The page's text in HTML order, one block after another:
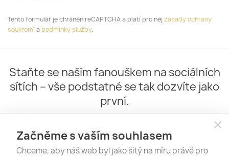
Tento formulář je chráněn reCAPTCHA a platí pro něj zásady ochrany
soukromía podmínky služby.
Staňte se naším fanouškem na sociálních
sítích – vše podstatné se tak dozvíte jako
první.
close
Začněme s vaším souhlasem
Chceme, aby náš web byl jako šitý na míru právě pro